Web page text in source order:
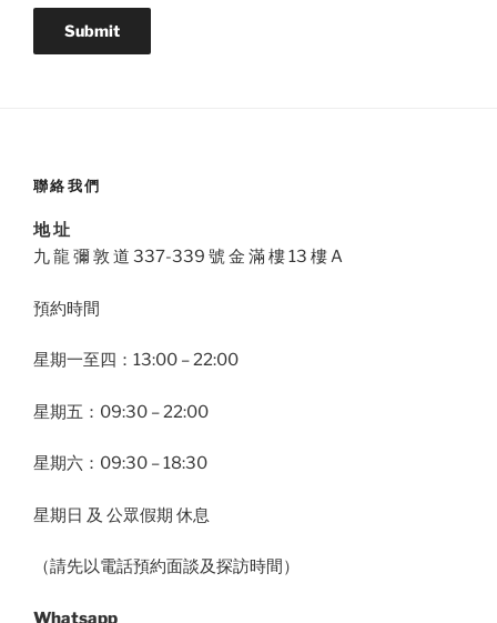
聯絡我們
地 址
九 龍 彌 敦 道 337-339 號 金 滿 樓 13 樓 A
預約時間
星期一至四：13:00 – 22:00
星期五：09:30 – 22:00
星期六：09:30 – 18:30
星期日 及 公眾假期 休息
（請先以電話預約面談及探訪時間）
Whatsapp